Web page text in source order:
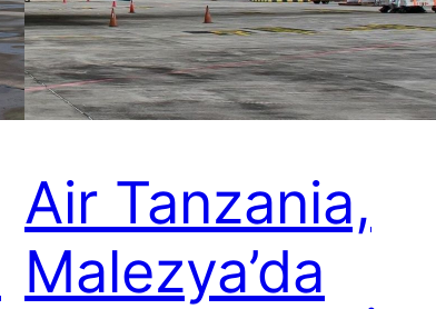
Air Tanzania,
Malezya’da